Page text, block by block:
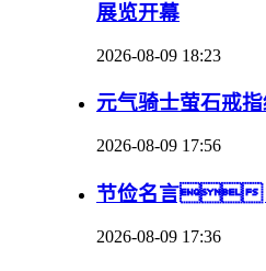
展览开幕
2026-08-09 18:23
元气骑士萤石戒
2026-08-09 17:56
节俭名言
2026-08-09 17:36